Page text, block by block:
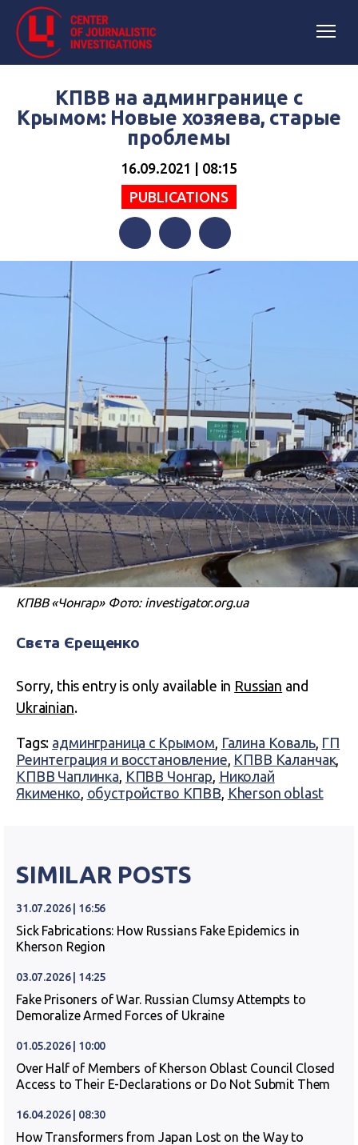
КПВВ на админгранице с
Крымом: Новые хозяева, старые
проблемы
16.09.2021 | 08:15
PUBLICATIONS
FacebookTwitterTelegram
КПВВ «Чонгар» Фото: investigator.org.ua
Свєта Єрещенко
Sorry, this entry is only available in Russian and
Ukrainian.
Tags: админграница с Крымом, Галина Коваль, ГП
Реинтеграция и восстановление, КПВВ Каланчак,
КПВВ Чаплинка, КПВВ Чонгар, Николай
Якименко, обустройство КПВВ, Kherson oblast
SIMILAR POSTS
31.07.2026 | 16:56
Sick Fabrications: How Russians Fake Epidemics in
Kherson Region
03.07.2026 | 14:25
Fake Prisoners of War. Russian Clumsy Attempts to
Demoralize Armed Forces of Ukraine
01.05.2026 | 10:00
Over Half of Members of Kherson Oblast Council Closed
Access to Their E-Declarations or Do Not Submit Them
16.04.2026 | 08:30
How Transformers from Japan Lost on the Way to